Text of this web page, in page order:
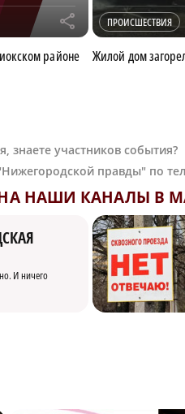
r
районе
ПРОИСШЕСТВИЯ
Жилой дом
знаете участников события?
правды" по
НАШИ КАНАЛЫ В
И ничего